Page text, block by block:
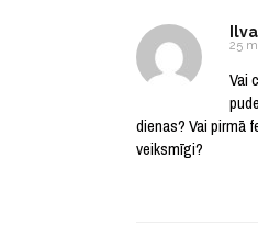
25
Vai
dienas? Vai pirmā
veiksmīgi?